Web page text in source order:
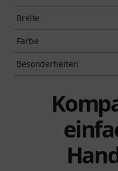
Breite
Farbe
Besonderheiten